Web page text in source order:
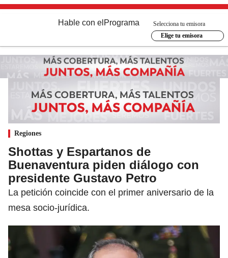
Hable con el Programa
Selecciona tu emisora
Elige tu emisora
Regiones
Shottas y Espartanos de
Buenaventura piden diálogo con
presidente Gustavo Petro
La petición coincide con el primer aniversario de la
mesa socio-jurídica.